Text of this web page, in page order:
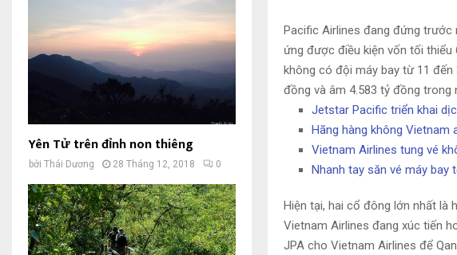
Pacific Airlines đang đứng trước
ứng được điều kiện vốn tối thiểu
không có đội máy bay từ 11
đồng và âm 4.583 tỷ đồng trong
Jetstar Pacific triển khai
Hãng hàng không Vietnam
Vietnam Airlines tung vé
Nhanh tay săn vé máy bay
Hiện tại, hai cổ đông lớn nhất là
Vietnam Airlines đang xúc tiến
JPA cho Vietnam Airlines để
Yên Tử trên đỉnh non thiêng
bởi Thái Dương 28 Tháng 12, 2018 0